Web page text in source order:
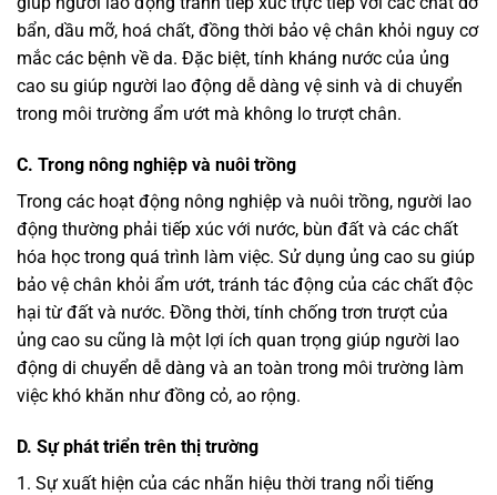
bẩn, dầu mỡ, hoá chất, đồng thời bảo vệ chân khỏi nguy cơ
mắc các bệnh về da. Đặc biệt, tính kháng nước của ủng
cao su giúp người lao động dễ dàng vệ sinh và di chuyển
trong môi trường ẩm ướt mà không lo trượt chân.
C. Trong nông nghiệp và nuôi trồng
Trong các hoạt động nông nghiệp và nuôi trồng, người lao
động thường phải tiếp xúc với nước, bùn đất và các chất
hóa học trong quá trình làm việc. Sử dụng ủng cao su giúp
bảo vệ chân khỏi ẩm ướt, tránh tác động của các chất độc
hại từ đất và nước. Đồng thời, tính chống trơn trượt của
ủng cao su cũng là một lợi ích quan trọng giúp người lao
động di chuyển dễ dàng và an toàn trong môi trường làm
việc khó khăn như đồng cỏ, ao rộng.
D. Sự phát triển trên thị trường
1. Sự xuất hiện của các nhãn hiệu thời trang nổi tiếng